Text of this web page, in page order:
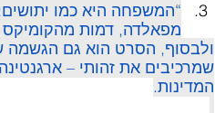
“המשפחה היא כמו
מפאלדה, דמות מהקומיקס
ולבסוף, הסרט הוא גם הגשמה
שמרכיבים את זהותי –
המדינות.